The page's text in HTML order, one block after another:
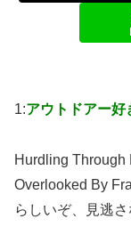
1:アウトドアー好
Hurdling Through
Overlooked By
らしいぞ、見逃さ